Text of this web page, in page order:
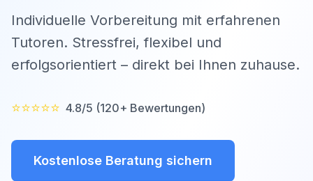
Individuelle Vorbereitung mit erfahrenen
Tutoren. Stressfrei, flexibel und
erfolgsorientiert – direkt bei Ihnen zuhause.
⭐⭐⭐⭐⭐ 4.8/5 (120+ Bewertungen)
Kostenlose Beratung sichern